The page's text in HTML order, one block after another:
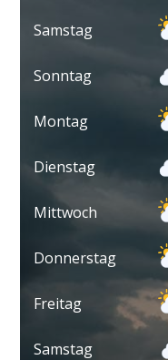
Samstag
Sonntag
Montag
Dienstag
Mittwoch
Donnerstag
Freitag
Samstag